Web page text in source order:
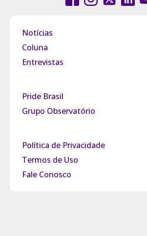
Notícias
Coluna
Entrevistas
Pride Brasil
Grupo Observatório
Política de Privacidade
Termos de Uso
Fale Conosco